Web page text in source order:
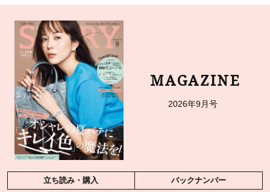
MAGAZINE
2026年9月号
立ち読み・購入 バックナンバー